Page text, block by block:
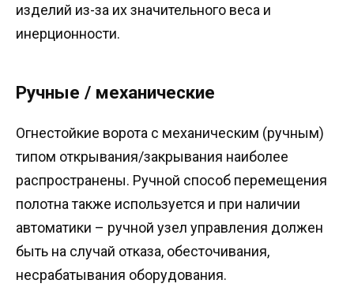
изделий из-за их значительного веса и
инерционности.
Ручные / механические
Огнестойкие ворота с механическим (ручным)
типом открывания/закрывания наиболее
распространены. Ручной способ перемещения
полотна также используется и при наличии
автоматики – ручной узел управления должен
быть на случай отказа, обесточивания,
несрабатывания оборудования.